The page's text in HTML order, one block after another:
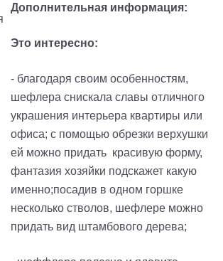
Дополнительная информация:
Это интересно:
- благодаря своим особенностям,
шефлера снискала славы отличного
украшения интерьера квартиры или
офиса; с помощью обрезки верхушки
ей можно придать красивую форму,
фантазия хозяйки подскажет какую
именно;посадив в одном горшке
несколько стволов, шефлере можно
придать вид штамбового дерева;